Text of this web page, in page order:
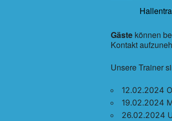
Gäste können
Kontakt
Unsere Trainer
12.02.2024
19.02.2024
26.02.2024